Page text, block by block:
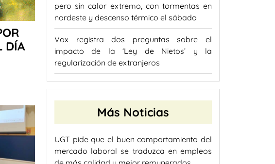
DÍA
pero sin calor extremo, con tormentas en
nordeste y descenso térmico el sábado
Vox registra dos preguntas sobre el
impacto de la ‘Ley de Nietos’ y la
regularización de extranjeros
Más Noticias
UGT pide que el buen comportamiento del
mercado laboral se traduzca en empleos